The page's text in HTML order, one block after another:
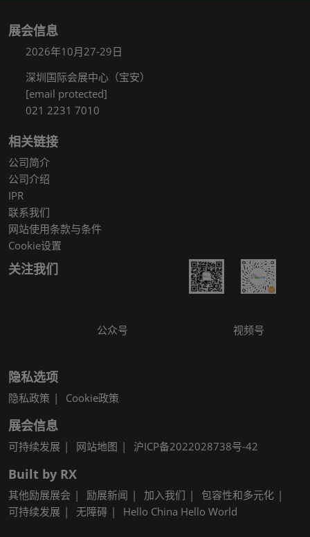
展会信息
2026年10月27-29日
深圳国际会展中心（宝安）
[email protected]
021 2231 7010
相关链接
公司简介
公司介绍
IPR
联系我们
网站使用条款与条件
Cookie设置
关注我们
公众号 视频号
隐私选项
隐私政策 Cookie政策
展会信息
可持续发展 网站地图 沪ICP备2022028738号-42
Built by RX
其他励展展会 励展新闻 加入我们
包容性和多元化
可持续发展
无障碍 Hello China Hello World